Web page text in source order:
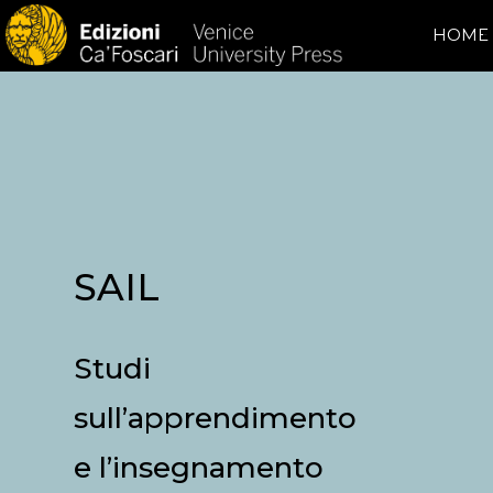
HOME
SAIL
Studi
sull’apprendimento
e l’insegnamento